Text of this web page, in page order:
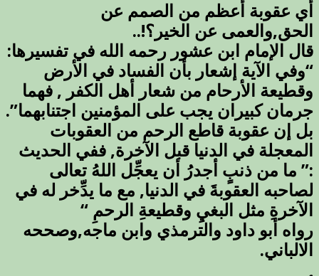
أي عقوبة أعظم من الصمم عن
الحق,والعمى عن الخير؟!..
قال الإمام ابن عشور رحمه الله في تفسيرها:
“وفي الآية إشعار بأن الفساد في الأرض
وقطيعة الأرحام من شعار أهل الكفر , فهما
جرمان كبيران يجب على المؤمنين اجتنابهما”.
بل إن عقوبة قاطع الرحم من العقوبات
المعجلة في الدنيا قبل الآخرة, ففي الحديث
:” ما من ذنبٍ أجدرُ أن يعجِّل اللهُ تعالى
لصاحبه العقوبةَ في الدنيا, مع ما يدِّخر له في
الآخرةِ مثل البغيِ وقطيعةِ الرحمِ “
رواه أبو داود والترمذي وابن ماجه,وصححه
الالباني.